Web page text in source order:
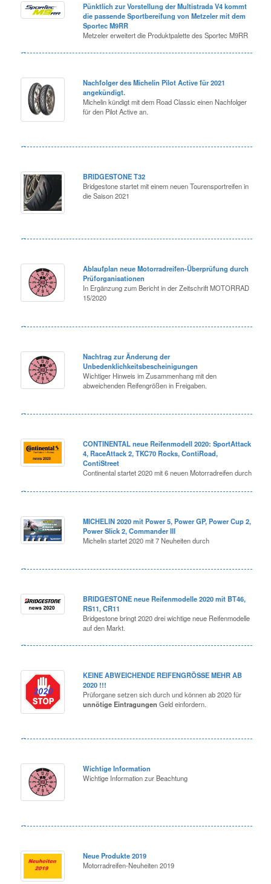
Pünktlich zur Vorstellung der Multistrada V4 kommt
die passende Sportbereifung von Metzeler mit dem
Sportec M9RR
Metzeler erweitert die Produktpalette des Sportec M9RR
Nachfolger des Michelin Pilot Active für 2021
angekündigt.
Michelin kündigt mit dem Road Classic einen Nachfolger
für den Pilot Active an.
BRIDGESTONE T32
Bridgestone startet mit einem neuen Tourensportreifen in
die Saison 2021
Ablaufplan neue Motorradreifen-Überprüfung durch
Prüforganisationen
In Ergänzung zum Bericht in der Zeitschrift MOTORRAD
15/2020
Nachtrag zur Änderung der
Unbedenklichkeitsbescheinigungen
Wichtiger Hinweis im Zusammenhang mit den
abweichenden Reifengrößen in Freigaben.
CONTINENTAL neue Reifenmodell 2020: SportAttack
4, RaceAttack 2, TKC70 Rocks, ContiRoad,
ContiStreet
Continental startet 2020 mit 6 neuen Motorradreifen durch
MICHELIN 2020 mit Power 5, Power GP, Power Cup 2,
Power Slick 2, Commander III
Michelin startet 2020 mit 7 Neuheiten durch
BRIDGESTONE neue Reifenmodelle 2020 mit BT46,
RS11, CR11
Bridgestone bringt 2020 drei wichtige neue Reifenmodelle
auf den Markt.
KEINE ABWEICHENDE REIFENGRÖSSE MEHR AB
2020 !!!
Prüforgane setzen sich durch und können ab 2020 für
unnötige Eintragungen Geld einfordern.
Wichtige Information
Wichtige Information zur Beachtung
Neue Produkte 2019
Motorradreifen-Neuheiten 2019